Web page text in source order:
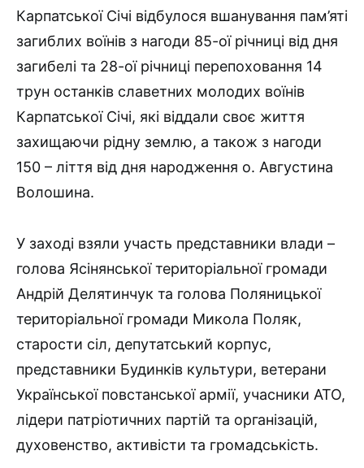
Карпатської Січі відбулося вшанування пам’яті
загиблих воїнів з нагоди 85-ої річниці від дня
загибелі та 28-ої річниці перепоховання 14
трун останків славетних молодих воїнів
Карпатської Січі, які віддали своє життя
захищаючи рідну землю, а також з нагоди
150 – ліття від дня народження о. Августина
Волошина.
У заході взяли участь представники влади –
голова Ясінянської територіальної громади
Андрій Делятинчук та голова Поляницької
територіальної громади Микола Поляк,
старости сіл, депутатський корпус,
представники Будинків культури, ветерани
Української повстанської армії, учасники АТО,
лідери патріотичних партій та організацій,
духовенство, активісти та громадськість.